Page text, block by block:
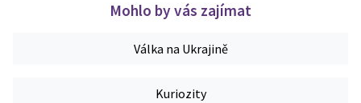
Mohlo by vás zajímat
Válka na Ukrajině
Kuriozity